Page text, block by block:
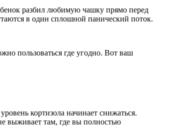
разбил любимую чашку прямо перед
в один сплошной панический поток.
пользоваться где угодно. Вот ваш
кортизола начинает снижаться.
выживает там, где вы полностью